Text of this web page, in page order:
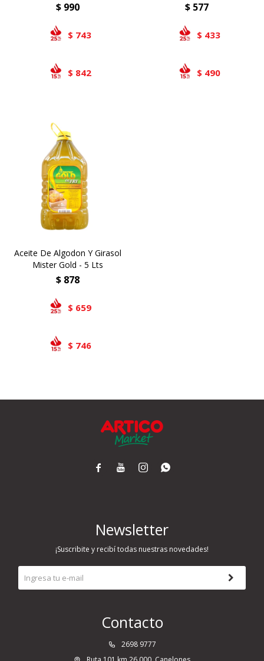
$ 990
$ 743
$ 842
$ 577
$ 433
$ 490
Aceite De Algodon Y Girasol
Mister Gold - 5 Lts
$ 878
$ 659
$ 746
   
Contacto
2698 9777
Newsletter
¡Suscribite y recibí todas nuestras novedades!